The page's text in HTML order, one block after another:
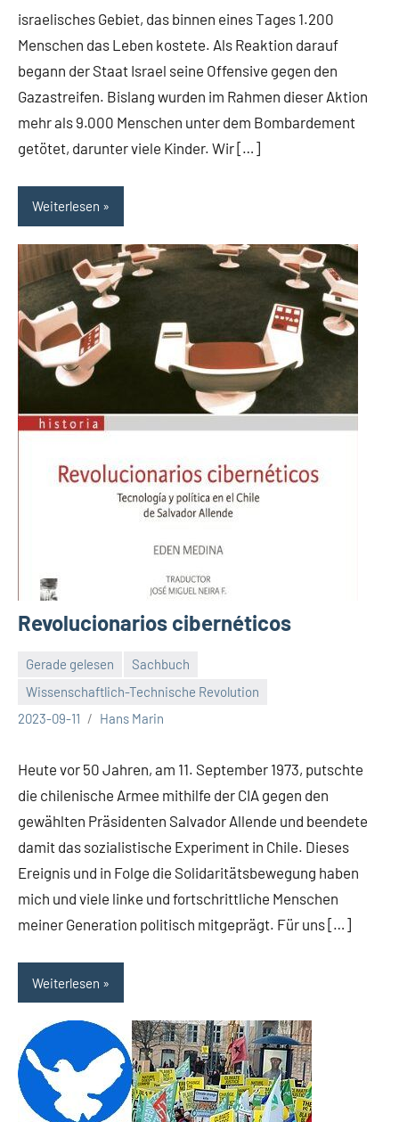
israelisches Gebiet, das binnen eines Tages 1.200
Menschen das Leben kostete. Als Reaktion darauf
begann der Staat Israel seine Offensive gegen den
Gazastreifen. Bislang wurden im Rahmen dieser Aktion
mehr als 9.000 Menschen unter dem Bombardement
getötet, darunter viele Kinder. Wir […]
Weiterlesen
Revolucionarios cibernéticos
Gerade gelesen
Sachbuch
Wissenschaftlich-Technische Revolution
2023-09-11
Hans Marin
Heute vor 50 Jahren, am 11. September 1973, putschte
die chilenische Armee mithilfe der CIA gegen den
gewählten Präsidenten Salvador Allende und beendete
damit das sozialistische Experiment in Chile. Dieses
Ereignis und in Folge die Solidaritätsbewegung haben
mich und viele linke und fortschrittliche Menschen
meiner Generation politisch mitgeprägt. Für uns […]
Weiterlesen